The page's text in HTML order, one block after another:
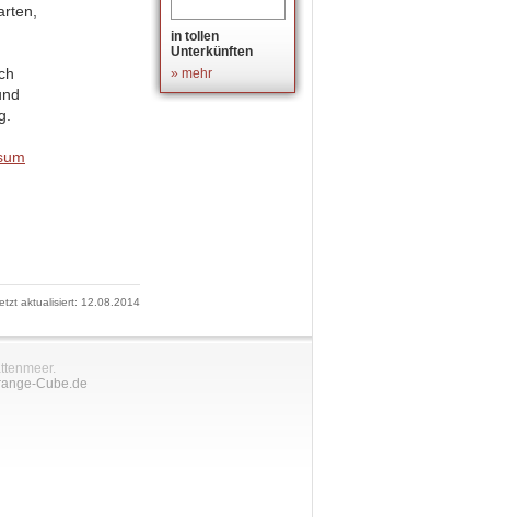
in tollen
Unterkünften
» mehr
aktualisiert: 12.08.2014
Cube.de